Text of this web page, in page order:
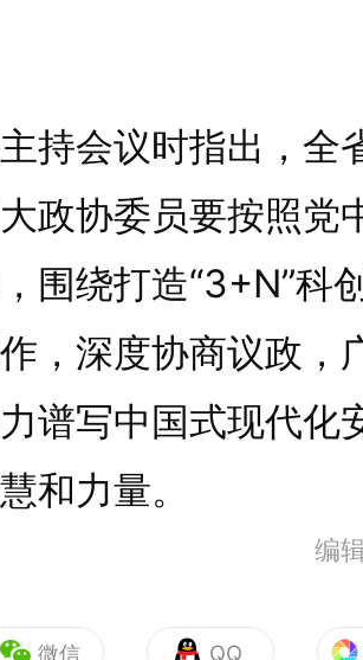
会议时指出，全
政协委员要按照党
围绕打造“3+N”科
，深度协商议政，
谱写中国式现代化
和力量。
编
微信 QQ